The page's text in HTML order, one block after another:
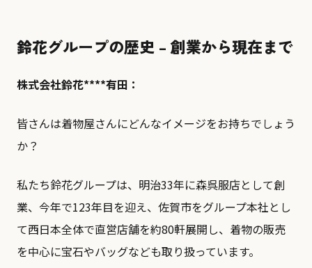
鈴花グループの歴史 – 創業から現在まで
株式会社鈴花****有田：
皆さんは着物屋さんにどんなイメージをお持ちでしょう
か？
私たち鈴花グループは、明治33年に森呉服店として創
業、今年で123年目を迎え、佐賀市をグループ本社とし
て西日本全体で直営店舗を約80軒展開し、着物の販売
を中心に宝石やバッグなども取り扱っています。